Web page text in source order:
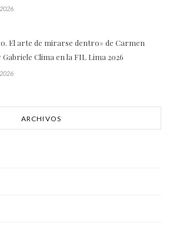
El arte de mirarse dentro» de Carmen
Gabriele Clima en la FIL Lima 2026
ARCHIVOS